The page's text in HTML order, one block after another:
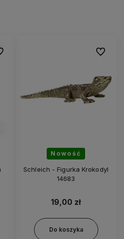
ulubionych
Nowość
Schleich - Figurka Krokodyl
14683
19,00 zł
Do koszyka
Do